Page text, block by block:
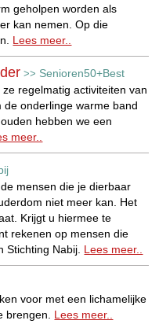
geholpen worden als
kan nemen. Op die
Lees meer..
>> Senioren50+Best
regelmatig activiteiten van
onderlinge warme band
hebben we een
meer..
mensen die je dierbaar
niet meer kan. Het
Krijgt u hiermee te
rekenen op mensen die
Stichting Nabij. Lees meer..
voor met een lichamelijke
brengen. Lees meer..